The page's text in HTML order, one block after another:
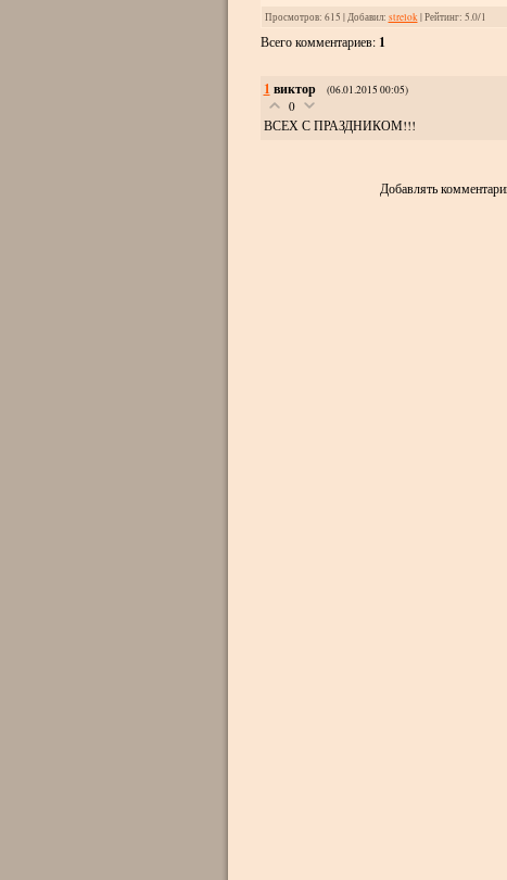
Просмотров: 615 |Добавил: strelok|Рейтинг: 5.0/1
Всего комментариев: 1
1 виктор (06.01.2015 00:05)
0
ВСЕХ С ПРАЗДНИКОМ!!!
Добавлять